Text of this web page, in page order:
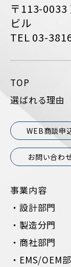
〒113-
ビル
TEL 03-
TOP
選ばれる理由
WEB商談申
お問い合わ
事業内容
・設計部門
・製造分門
・商社部門
・EMS/OEM